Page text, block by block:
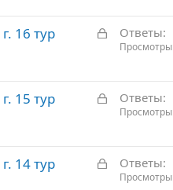
р
ыЗ
р
ы
16 тур
Ответы
Просмотры
З
р
ы
15 тур
Ответы
Просмотры
З
14 тур
Ответы
Просмотры